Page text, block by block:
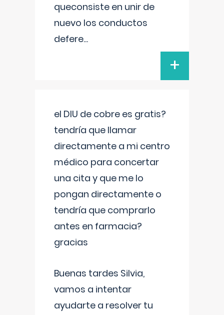
queconsiste en unir de
nuevo los conductos
defere...
+
el DIU de cobre es gratis?
tendría que llamar
directamente a mi centro
médico para concertar
una cita y que me lo
pongan directamente o
tendría que comprarlo
antes en farmacia?
gracias
Buenas tardes Silvia,
vamos a intentar
ayudarte a resolver tu